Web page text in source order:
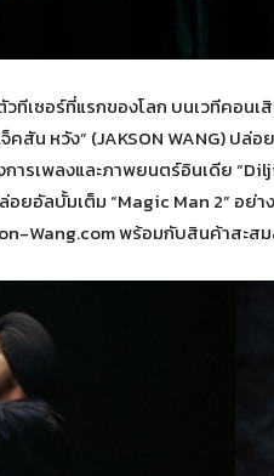
ทีเซอร์ที่แรกของโลก บนเวทีคอน
สัน หวัง” (JAKSON WANG) ปล่
ารเพลงและภาพยนตร์อินเดีย
อยอัลบั้มเต็ม “Magic Man 2” อย่
Wang.com พร้อมกับสินค้าสะส